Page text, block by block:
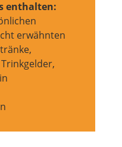
enthalten:
erwähnten